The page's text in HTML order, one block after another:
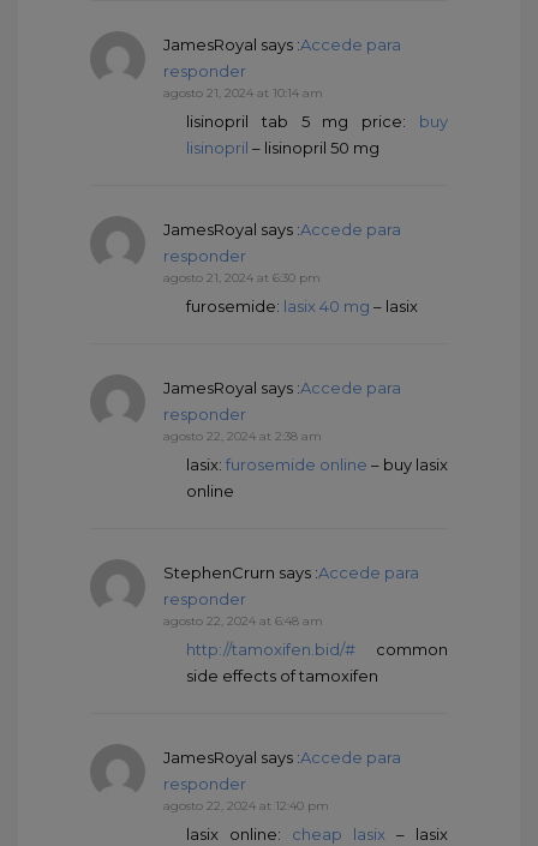
JamesRoyal says :Accede para
responder
agosto 21, 2024 at 10:14 am
lisinopril tab 5 mg price: buy
lisinopril – lisinopril 50 mg
JamesRoyal says :Accede para
responder
agosto 21, 2024 at 6:30 pm
furosemide: lasix 40 mg – lasix
JamesRoyal says :Accede para
responder
agosto 22, 2024 at 2:38 am
lasix: furosemide online – buy lasix
online
StephenCrurn says :Accede para
responder
agosto 22, 2024 at 6:48 am
http://tamoxifen.bid/# common
side effects of tamoxifen
JamesRoyal says :Accede para
responder
agosto 22, 2024 at 12:40 pm
lasix online: cheap lasix – lasix